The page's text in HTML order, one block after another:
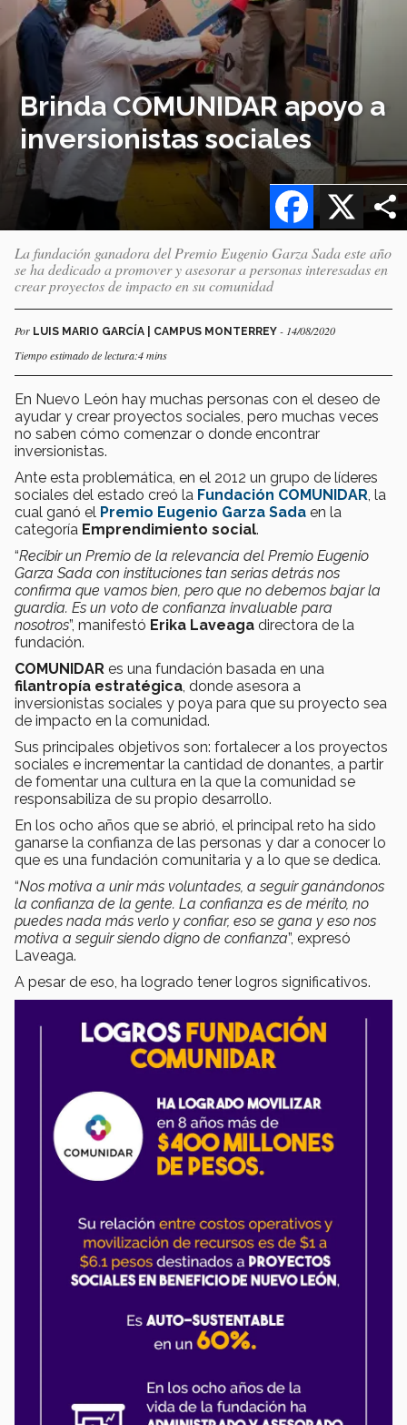
Brinda COMUNIDAR apoyo a
inversionistas sociales
X
Facebook
La fundación ganadora del Premio Eugenio Garza Sada este año
se ha dedicado a promover y asesorar a personas interesadas en
crear proyectos de impacto en su comunidad
Por LUIS MARIO GARCÍA | CAMPUS MONTERREY - 14/08/2020
Tiempo estimado de lectura:4 mins
En Nuevo León hay muchas personas con el deseo de
ayudar y crear proyectos sociales, pero muchas veces
no saben cómo comenzar o donde encontrar
inversionistas.
Ante esta problemática, en el 2012 un grupo de líderes
sociales del estado creó la Fundación COMUNIDAR , la
cual ganó el Premio Eugenio Garza Sada en la
categoría Emprendimiento social.
“Recibir un Premio de la relevancia del Premio Eugenio
Garza Sada con instituciones tan serias detrás nos
confirma que vamos bien, pero que no debemos bajar la
guardia. Es un voto de confianza invaluable para
nosotros”, manifestó Erika Laveaga directora de la
fundación.
COMUNIDAR es una fundación basada en una
filantropía estratégica , donde asesora a
inversionistas sociales y poya para que su proyecto sea
de impacto en la comunidad.
Sus principales objetivos son: fortalecer a los proyectos
sociales e incrementar la cantidad de donantes, a partir
de fomentar una cultura en la que la comunidad se
responsabiliza de su propio desarrollo.
En los ocho años que se abrió, el principal reto ha sido
ganarse la confianza de las personas y dar a conocer lo
que es una fundación comunitaria y a lo que se dedica.
“Nos motiva a unir más voluntades, a seguir ganándonos
la confianza de la gente. La confianza es de mérito, no
puedes nada más verlo y confiar, eso se gana y eso nos
motiva a seguir siendo digno de confianza”, expresó
Laveaga.
A pesar de eso, ha logrado tener logros significativos.